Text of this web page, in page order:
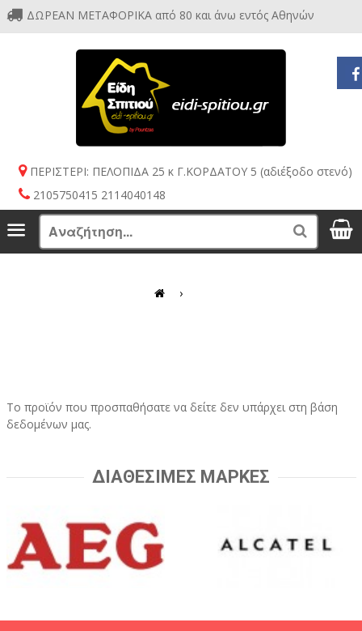
ΔΩΡΕΑΝ ΜΕΤΑΦΟΡΙΚΑ από 80 και άνω εντός Αθηνών
ΠΕΡΙΣΤΕΡΙ: ΠΕΛΟΠΙΔΑ 25 κ Γ.ΚΟΡΔΑΤΟΥ 5 (αδιέξοδο στενό)
2105750415 2114040148
Menu Search
›
Το προϊόν που προσπαθήσατε να δείτε δεν υπάρχει στη βάση
δεδομένων μας.
ΔΙΑΘΕΣΙΜΕΣ ΜΑΡΚΕΣ